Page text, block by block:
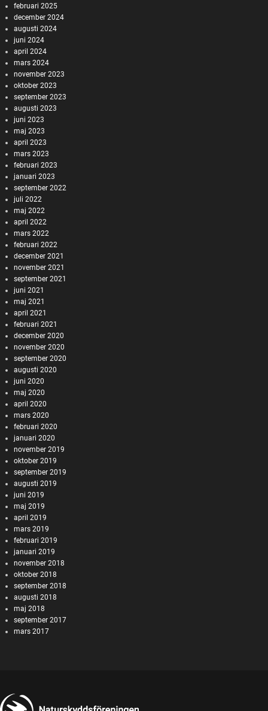
februari 2025
december 2024
augusti 2024
juni 2024
april 2024
mars 2024
november 2023
oktober 2023
september 2023
augusti 2023
juni 2023
maj 2023
april 2023
mars 2023
februari 2023
januari 2023
september 2022
juli 2022
maj 2022
april 2022
mars 2022
februari 2022
december 2021
november 2021
september 2021
juni 2021
maj 2021
april 2021
februari 2021
december 2020
november 2020
september 2020
augusti 2020
juni 2020
maj 2020
april 2020
mars 2020
februari 2020
januari 2020
november 2019
oktober 2019
september 2019
augusti 2019
juni 2019
maj 2019
april 2019
mars 2019
februari 2019
januari 2019
november 2018
oktober 2018
september 2018
augusti 2018
maj 2018
september 2017
mars 2017